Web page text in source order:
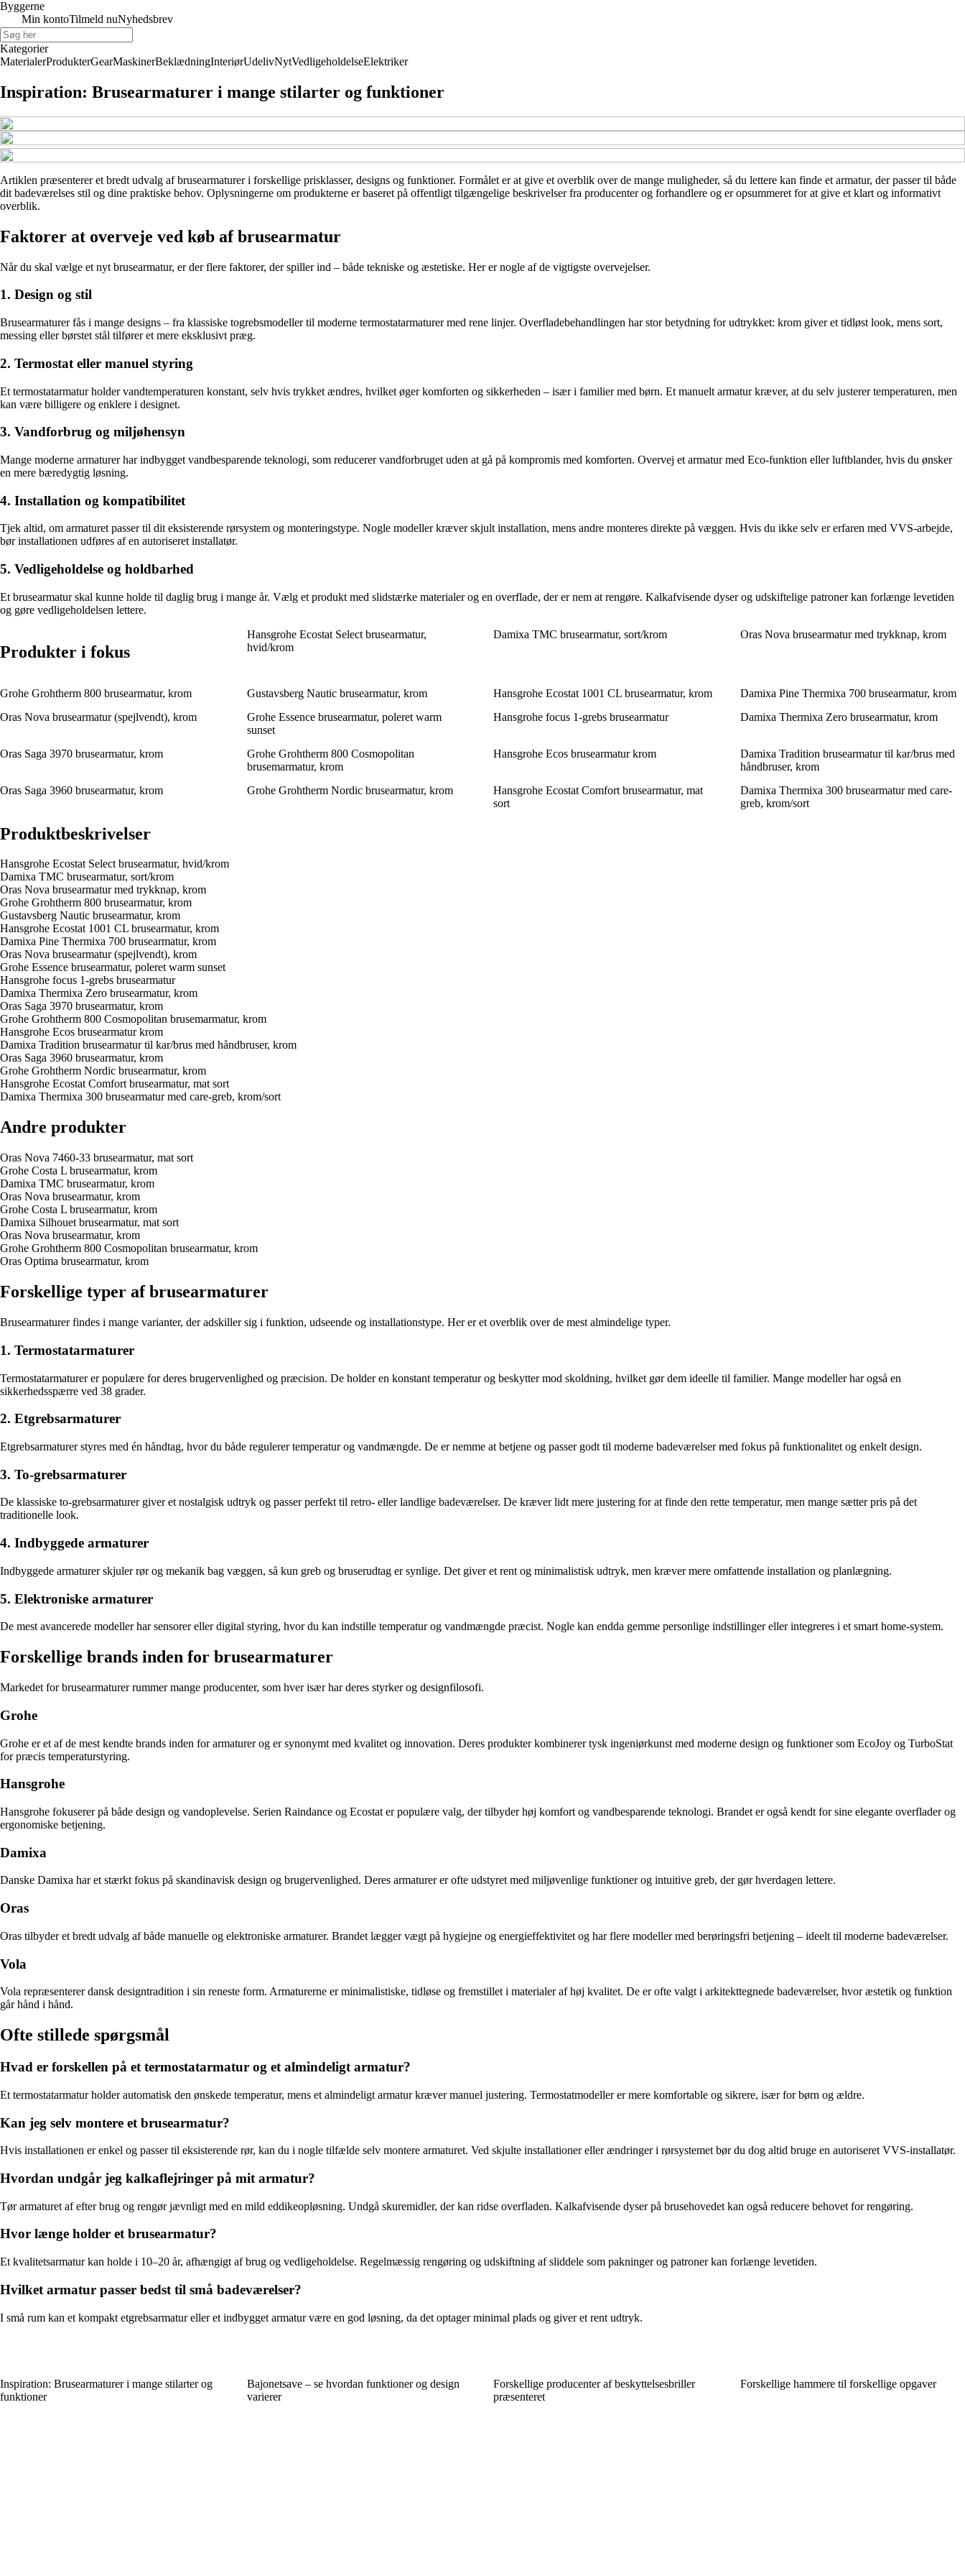
Byggerne
Min kontoTilmeld nuNyhedsbrev
Kategorier
MaterialerProdukterGearMaskinerBeklædningInteriørUdelivNytVedligeholdelseElektriker
Inspiration: Brusearmaturer i mange stilarter og funktioner
Artiklen præsenterer et bredt udvalg af brusearmaturer i forskellige prisklasser, designs og funktioner. Formålet er at give et overblik over de mange muligheder, så du lettere kan finde et armatur, der passer til både
dit badeværelses stil og dine praktiske behov. Oplysningerne om produkterne er baseret på offentligt tilgængelige beskrivelser fra producenter og forhandlere og er opsummeret for at give et klart og informativt
overblik.
Faktorer at overveje ved køb af brusearmatur
Når du skal vælge et nyt brusearmatur, er der flere faktorer, der spiller ind – både tekniske og æstetiske. Her er nogle af de vigtigste overvejelser.
1. Design og stil
Brusearmaturer fås i mange designs – fra klassiske togrebsmodeller til moderne termostatarmaturer med rene linjer. Overfladebehandlingen har stor betydning for udtrykket: krom giver et tidløst look, mens sort,
messing eller børstet stål tilfører et mere eksklusivt præg.
2. Termostat eller manuel styring
Et termostatarmatur holder vandtemperaturen konstant, selv hvis trykket ændres, hvilket øger komforten og sikkerheden – især i familier med børn. Et manuelt armatur kræver, at du selv justerer temperaturen, men
kan være billigere og enklere i designet.
3. Vandforbrug og miljøhensyn
Mange moderne armaturer har indbygget vandbesparende teknologi, som reducerer vandforbruget uden at gå på kompromis med komforten. Overvej et armatur med Eco-funktion eller luftblander, hvis du ønsker
en mere bæredygtig løsning.
4. Installation og kompatibilitet
Tjek altid, om armaturet passer til dit eksisterende rørsystem og monteringstype. Nogle modeller kræver skjult installation, mens andre monteres direkte på væggen. Hvis du ikke selv er erfaren med VVS-arbejde,
bør installationen udføres af en autoriseret installatør.
5. Vedligeholdelse og holdbarhed
Et brusearmatur skal kunne holde til daglig brug i mange år. Vælg et produkt med slidstærke materialer og en overflade, der er nem at rengøre. Kalkafvisende dyser og udskiftelige patroner kan forlænge levetiden
og gøre vedligeholdelsen lettere.
Produkter i fokus
Hansgrohe Ecostat Select brusearmatur,
hvid/krom
Damixa TMC brusearmatur, sort/krom Oras Nova brusearmatur med trykknap, krom
Grohe Grohtherm 800 brusearmatur, krom Gustavsberg Nautic brusearmatur, krom Hansgrohe Ecostat 1001 CL brusearmatur, krom
Damixa Pine Thermixa 700 brusearmatur, krom
Oras Nova brusearmatur (spejlvendt), krom
Grohe Essence brusearmatur, poleret warm
sunset
Hansgrohe focus 1-grebs brusearmatur Damixa Thermixa Zero brusearmatur, krom
Oras Saga 3970 brusearmatur, krom
Grohe Grohtherm 800 Cosmopolitan
brusemarmatur, krom
Hansgrohe Ecos brusearmatur krom
Damixa Tradition brusearmatur til kar/brus med
håndbruser, krom
Oras Saga 3960 brusearmatur, krom
Grohe Grohtherm Nordic brusearmatur, krom
Hansgrohe Ecostat Comfort brusearmatur, mat
sort
Damixa Thermixa 300 brusearmatur med care-
greb, krom/sort
Produktbeskrivelser
Hansgrohe Ecostat Select brusearmatur, hvid/krom
Damixa TMC brusearmatur, sort/krom
Oras Nova brusearmatur med trykknap, krom
Grohe Grohtherm 800 brusearmatur, krom
Gustavsberg Nautic brusearmatur, krom
Hansgrohe Ecostat 1001 CL brusearmatur, krom
Damixa Pine Thermixa 700 brusearmatur, krom
Oras Nova brusearmatur (spejlvendt), krom
Grohe Essence brusearmatur, poleret warm sunset
Hansgrohe focus 1-grebs brusearmatur
Damixa Thermixa Zero brusearmatur, krom
Oras Saga 3970 brusearmatur, krom
Grohe Grohtherm 800 Cosmopolitan brusemarmatur, krom
Hansgrohe Ecos brusearmatur krom
Damixa Tradition brusearmatur til kar/brus med håndbruser, krom
Oras Saga 3960 brusearmatur, krom
Grohe Grohtherm Nordic brusearmatur, krom
Hansgrohe Ecostat Comfort brusearmatur, mat sort
Damixa Thermixa 300 brusearmatur med care-greb, krom/sort
Andre produkter
Oras Nova 7460-33 brusearmatur, mat sort
Grohe Costa L brusearmatur, krom
Damixa TMC brusearmatur, krom
Oras Nova brusearmatur, krom
Grohe Costa L brusearmatur, krom
Damixa Silhouet brusearmatur, mat sort
Oras Nova brusearmatur, krom
Grohe Grohtherm 800 Cosmopolitan brusearmatur, krom
Oras Optima brusearmatur, krom
Forskellige typer af brusearmaturer
Brusearmaturer findes i mange varianter, der adskiller sig i funktion, udseende og installationstype. Her er et overblik over de mest almindelige typer.
1. Termostatarmaturer
Termostatarmaturer er populære for deres brugervenlighed og præcision. De holder en konstant temperatur og beskytter mod skoldning, hvilket gør dem ideelle til familier. Mange modeller har også en
sikkerhedsspærre ved 38 grader.
2. Etgrebsarmaturer
Etgrebsarmaturer styres med én håndtag, hvor du både regulerer temperatur og vandmængde. De er nemme at betjene og passer godt til moderne badeværelser med fokus på funktionalitet og enkelt design.
3. To-grebsarmaturer
De klassiske to-grebsarmaturer giver et nostalgisk udtryk og passer perfekt til retro- eller landlige badeværelser. De kræver lidt mere justering for at finde den rette temperatur, men mange sætter pris på det
traditionelle look.
4. Indbyggede armaturer
Indbyggede armaturer skjuler rør og mekanik bag væggen, så kun greb og bruserudtag er synlige. Det giver et rent og minimalistisk udtryk, men kræver mere omfattende installation og planlægning.
5. Elektroniske armaturer
De mest avancerede modeller har sensorer eller digital styring, hvor du kan indstille temperatur og vandmængde præcist. Nogle kan endda gemme personlige indstillinger eller integreres i et smart home-system.
Forskellige brands inden for brusearmaturer
Markedet for brusearmaturer rummer mange producenter, som hver især har deres styrker og designfilosofi.
Grohe
Grohe er et af de mest kendte brands inden for armaturer og er synonymt med kvalitet og innovation. Deres produkter kombinerer tysk ingeniørkunst med moderne design og funktioner som EcoJoy og TurboStat
for præcis temperaturstyring.
Hansgrohe
Hansgrohe fokuserer på både design og vandoplevelse. Serien Raindance og Ecostat er populære valg, der tilbyder høj komfort og vandbesparende teknologi. Brandet er også kendt for sine elegante overflader og
ergonomiske betjening.
Damixa
Danske Damixa har et stærkt fokus på skandinavisk design og brugervenlighed. Deres armaturer er ofte udstyret med miljøvenlige funktioner og intuitive greb, der gør hverdagen lettere.
Oras
Oras tilbyder et bredt udvalg af både manuelle og elektroniske armaturer. Brandet lægger vægt på hygiejne og energieffektivitet og har flere modeller med berøringsfri betjening – ideelt til moderne badeværelser.
Vola
Vola repræsenterer dansk designtradition i sin reneste form. Armaturerne er minimalistiske, tidløse og fremstillet i materialer af høj kvalitet. De er ofte valgt i arkitekttegnede badeværelser, hvor æstetik og funktion
går hånd i hånd.
Ofte stillede spørgsmål
Hvad er forskellen på et termostatarmatur og et almindeligt armatur?
Et termostatarmatur holder automatisk den ønskede temperatur, mens et almindeligt armatur kræver manuel justering. Termostatmodeller er mere komfortable og sikrere, især for børn og ældre.
Kan jeg selv montere et brusearmatur?
Hvis installationen er enkel og passer til eksisterende rør, kan du i nogle tilfælde selv montere armaturet. Ved skjulte installationer eller ændringer i rørsystemet bør du dog altid bruge en autoriseret VVS-installatør.
Hvordan undgår jeg kalkaflejringer på mit armatur?
Tør armaturet af efter brug og rengør jævnligt med en mild eddikeopløsning. Undgå skuremidler, der kan ridse overfladen. Kalkafvisende dyser på brusehovedet kan også reducere behovet for rengøring.
Hvor længe holder et brusearmatur?
Et kvalitetsarmatur kan holde i 10–20 år, afhængigt af brug og vedligeholdelse. Regelmæssig rengøring og udskiftning af sliddele som pakninger og patroner kan forlænge levetiden.
Hvilket armatur passer bedst til små badeværelser?
I små rum kan et kompakt etgrebsarmatur eller et indbygget armatur være en god løsning, da det optager minimal plads og giver et rent udtryk.
Inspiration: Brusearmaturer i mange stilarter og
funktioner
Bajonetsave – se hvordan funktioner og design
varierer
Forskellige producenter af beskyttelsesbriller
præsenteret
Forskellige hammere til forskellige opgaver